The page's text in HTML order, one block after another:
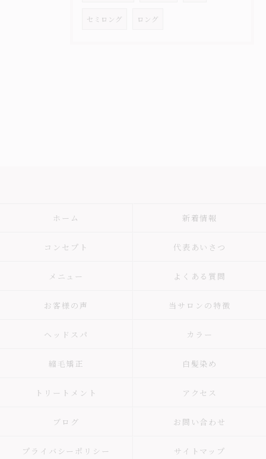
セミロング ロング
ホーム 新着情報
コンセプト 代表あいさつ
メニュー よくある質問
お客様の声 当サロンの特徴
ヘッドスパ カラー
縮毛矯正 白髪染め
トリートメント アクセス
ブログ お問い合わせ
プライバシーポリシー サイトマップ